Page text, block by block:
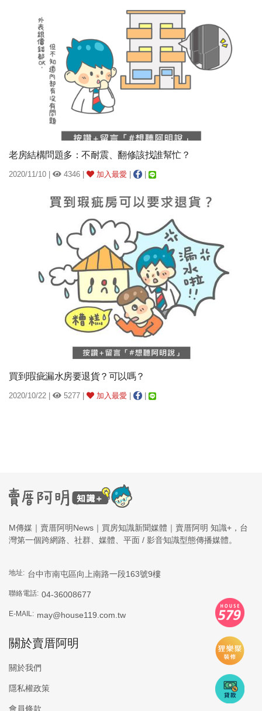
老房結構問題多：不耐震、翻修該找誰幫忙？
2020/11/10 | 4346 | 加入最愛
買到瑕疵漏水房要退貨？可以嗎？
2020/10/22 | 5277 | 加入最愛 | |
M傳媒｜賣厝阿明News｜買房知識新聞媒體｜賣厝阿明 知識+，台
灣第一個跨網路、社群、媒體、平面 / 影音知識型態傳播媒體。
地址: 台中市南屯區向上南路一段163號9樓
聯絡電話: 04-36008677
E-MAIL: may@house119.com.tw
關於賣厝阿明
關於我們
隱私權政策
會員條款